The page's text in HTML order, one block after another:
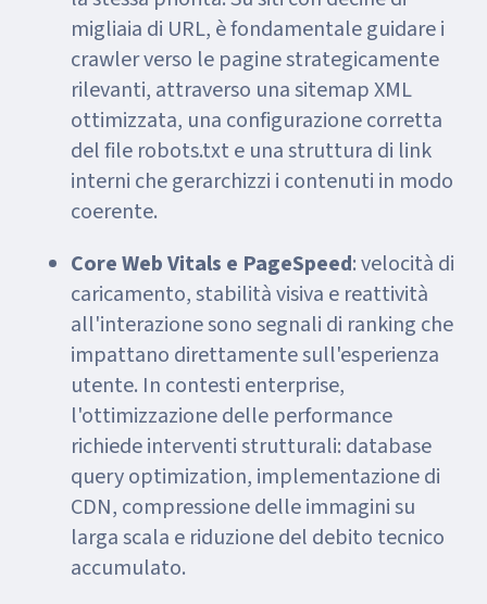
migliaia di URL, è fondamentale guidare i
crawler verso le pagine strategicamente
rilevanti, attraverso una sitemap XML
ottimizzata, una configurazione corretta
del file robots.txt e una struttura di link
interni che gerarchizzi i contenuti in modo
coerente.
Core Web Vitals e PageSpeed: velocità di
caricamento, stabilità visiva e reattività
all'interazione sono segnali di ranking che
impattano direttamente sull'esperienza
utente. In contesti enterprise,
l'ottimizzazione delle performance
richiede interventi strutturali: database
query optimization, implementazione di
CDN, compressione delle immagini su
larga scala e riduzione del debito tecnico
accumulato.